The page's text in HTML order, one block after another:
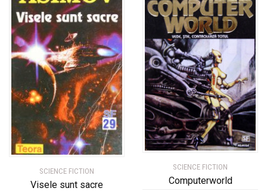
SCIENCE FICTION
Visele sunt sacre
SCIENCE FICTION
Computerworld